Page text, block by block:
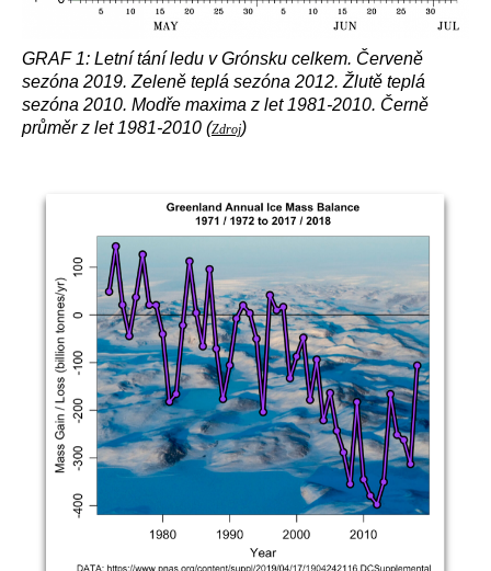
GRAF 1: Letní tání ledu v Grónsku celkem. Červeně
sezóna 2019. Zeleně teplá sezóna 2012. Žlutě teplá
sezóna 2010. Modře maxima z let 1981-2010. Černě
průměr z let 1981-2010 (Zdroj)